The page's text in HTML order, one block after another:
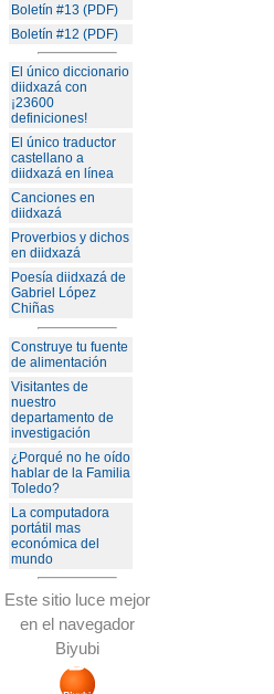
Boletín #13 (PDF)
Boletín #12 (PDF)
El único diccionario
diidxazá con
¡23600
definiciones!
El único traductor
castellano a
diidxazá en línea
Canciones en
diidxazá
Proverbios y dichos
en diidxazá
Poesía diidxazá de
Gabriel López
Chiñas
Construye tu fuente
de alimentación
Visitantes de
nuestro
departamento de
investigación
¿Porqué no he oído
hablar de la Familia
Toledo?
La computadora
portátil mas
económica del
mundo
Este sitio luce mejor
en el navegador
Biyubi